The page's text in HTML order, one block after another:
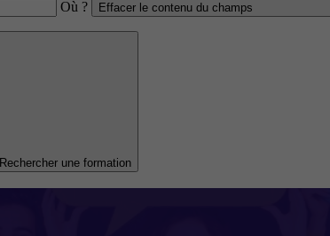
Où ? Effacer le contenu du champs
Rechercher une formation